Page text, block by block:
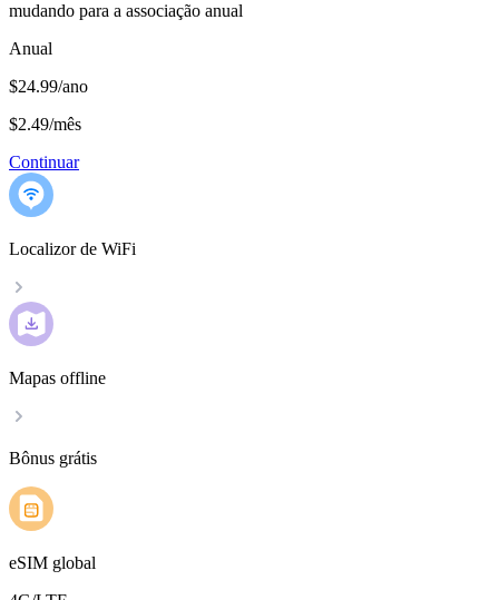
mudando para a associação anual
Anual
$24.99/ano
$2.49/mês
Continuar
Localizor de WiFi
Mapas offline
Bônus grátis
eSIM global